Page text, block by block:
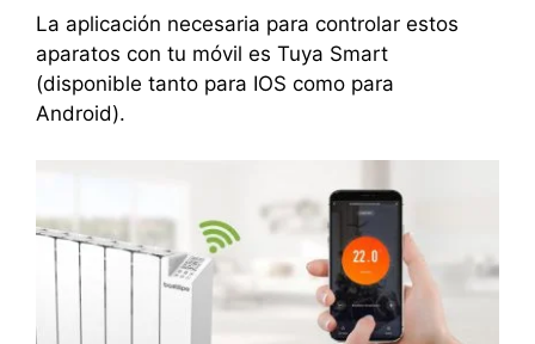
La aplicación necesaria para controlar estos
aparatos con tu móvil es Tuya Smart
(disponible tanto para IOS como para
Android).